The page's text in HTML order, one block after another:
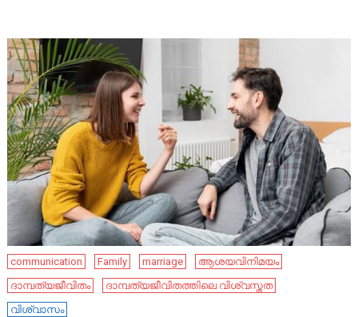
communication Family marriage
ആശയവിനിമയം
ദാമ്പത്യജീവിതം
ദാമ്പത്യജീവിതത്തിലെ വിശ്വസ്തത
വിശ്വാസം